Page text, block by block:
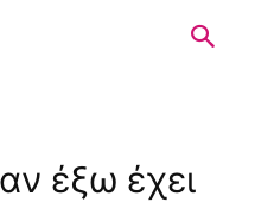
έξω έχει